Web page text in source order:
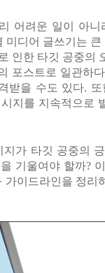
어려운 일이 아니
미디어 글쓰기는 큰
인한 타깃 공중의
포스트로 일관하
받을 수도 있다. 또
지를 지속적으로
지가 타깃 공중의
기울여야 할까?
이드라인을 정리